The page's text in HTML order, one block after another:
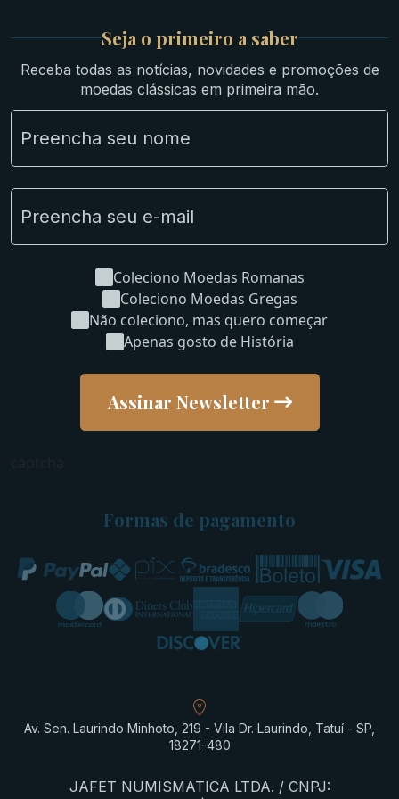
Ibéricas
Lotes Grandes
Material Numismático
NGC e NNC Encapsuladas
Novidades
Seja o primeiro a saber
Receba todas as notícias, novidades e promoções de
moedas clássicas em primeira mão.
Coleciono Moedas Romanas
Coleciono Moedas Gregas
Não coleciono, mas quero começar
Apenas gosto de História
Assinar Newsletter
Formas de pagamento
Av. Sen. Laurindo Minhoto, 219 - Vila Dr. Laurindo, Tatuí - SP,
18271-480
JAFET NUMISMATICA LTDA. / CNPJ: